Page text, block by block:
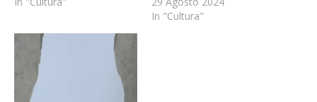
In "Cultura"